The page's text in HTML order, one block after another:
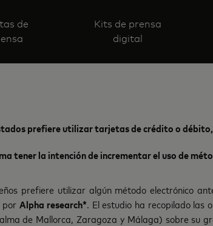
de
Kits de prensa
digital
prefiere utilizar tarjetas de crédito o
tener la intención de incrementar el uso de
prefiere utilizar algún método electrónico
porAlpha research*. El estudio ha recopilado las
de Mallorca, Zaragoza y Málaga) sobre su